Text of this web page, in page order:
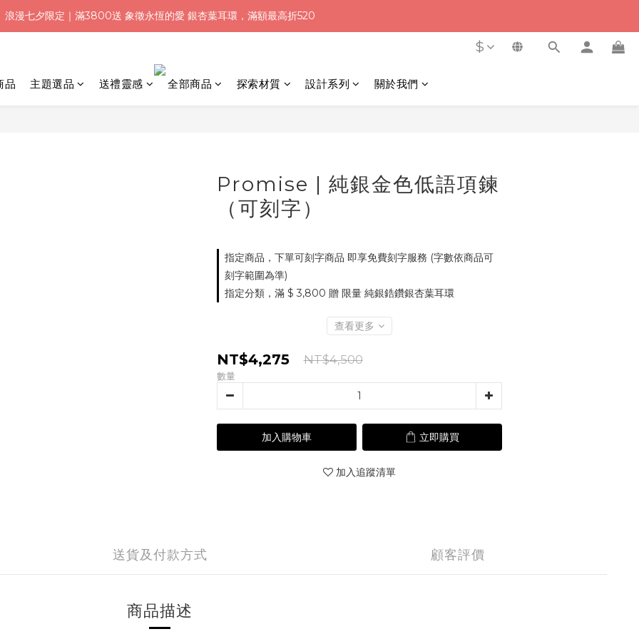
浪漫七夕限定｜滿3800送 象徵永恆的愛 銀杏葉耳環，滿額最高折520
浪漫七夕限定｜滿3800送 象徵永恆的愛 銀杏葉耳環，滿額最高折520
浪漫七夕限定｜滿3800送 象徵永恆的愛 銀杏葉耳環，滿額最高折520
$
品 主題選品 送禮靈感 全部商品 探索材質 設計系列 關於我們
Promise | 純銀金色低語項鍊
（可刻字）
指定商品，下單可刻字商品 即享免費刻字服務 (字數依商品可
刻字範圍為準)
指定分類，滿 $ 3,800 贈 限量 純銀鋯鑽銀杏葉耳環
查看更多
NT$4,275 NT$4,500
數量
加入購物車 立即購買
加入追蹤清單
送貨及付款方式 顧客評價
商品描述